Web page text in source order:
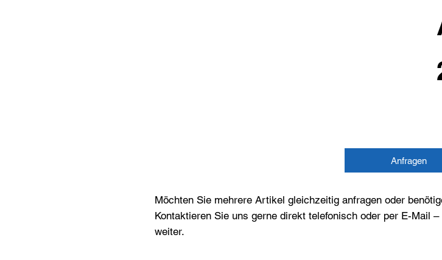
Anfragen
Möchten Sie mehrere Artikel gleichzeitig anfragen oder
Kontaktieren Sie uns gerne direkt telefonisch oder per E-Mail
weiter.